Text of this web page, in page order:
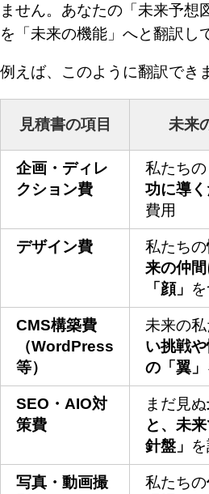
ません。あなたの「未来予想
を「未来の機能」へと翻訳し
例えば、このように翻訳でき
見積書の項目 未来
企画・ディレ
クション費
私たちの
功に導
費用
デザイン費 私たちの
来の仲
「顔」
CMS構築費
（WordPress
等）
未来の私
い挑戦
の「翼」
SEO・AIO対
策費
まだ見ぬ
と、未
針盤」
写真・動画撮
私たちの